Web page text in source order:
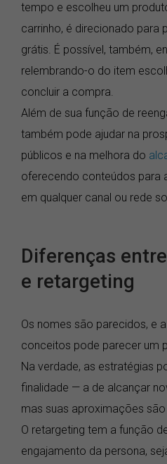
tempo e escolheu um
carrinho, é direcionado para
grátis. É possível, também,
relembrando-o do item
concluir a compra.
Além de sua função de
também pode ajudar na
públicos e na melhora do
oferecendo conteúdos para
em qualquer canal ou rede
Diferenças
e retargeting
Os nomes são parecidos, e
conceitos pode parecer um
Na verdade, as estratégias
finalidade — a de alcançar
mas suas aproximações são
O retargeting tem a função
engajamento da persona,